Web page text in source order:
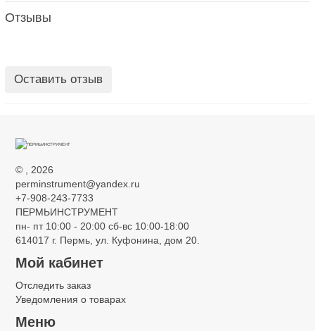
Отзывы
Оставить отзыв
©
, 2026
perminstrument@yandex.ru
+7-908-243-7733
ПЕРМЬИНСТРУМЕНТ
пн- пт 10:00 - 20:00 сб-вс 10:00-18:00
614017 г. Пермь, ул. Куфонина, дом 20.
Мой кабинет
Отследить заказ
Уведомления о товарах
Меню